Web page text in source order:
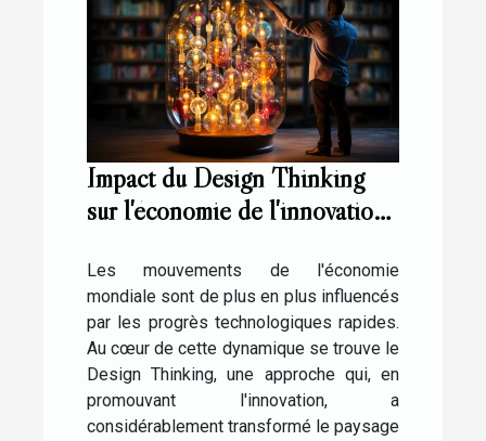
Impact du Design Thinking
sur l'économie de l'innovation
Les mouvements de l'économie
mondiale sont de plus en plus influencés
par les progrès technologiques rapides.
Au cœur de cette dynamique se trouve le
Design Thinking, une approche qui, en
promouvant l'innovation, a
considérablement transformé le paysage